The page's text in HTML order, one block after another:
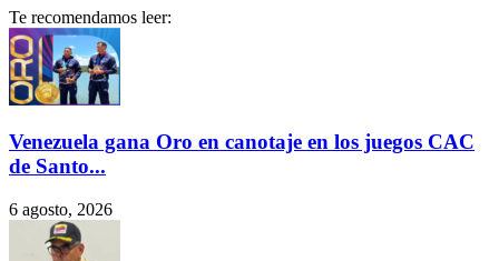
Te recomendamos leer:
Venezuela gana Oro en canotaje en los juegos CAC
de Santo...
6 agosto, 2026